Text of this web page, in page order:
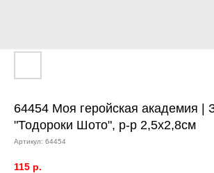
64454 Моя геройская академия |
"Тодороки Шото", р-р 2,5х2,8см
Артикул: 64454
115 р.